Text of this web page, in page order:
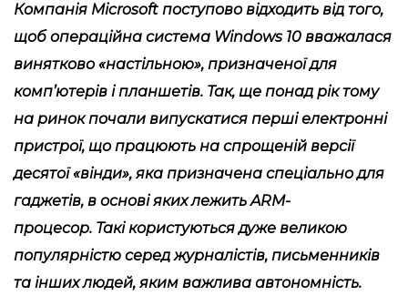
Компанія Microsoft поступово відходить від того,
щоб операційна система Windows 10 вважалася
винятково «настільною», призначеної для
комп’ютерів і планшетів. Так, ще понад рік тому
на ринок почали випускатися перші електронні
пристрої, що працюють на спрощеній версії
десятої «вінди», яка призначена спеціально для
гаджетів, в основі яких лежить ARM-
процесор. Такі користуються дуже великою
популярністю серед журналістів, письменників
та інших людей, яким важлива автономність.